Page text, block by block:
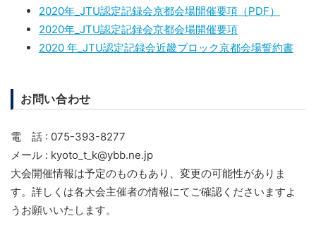
2020年_JTU認定記録会京都会場開催要項（PDF）
2020年_JTU認定記録会京都会場開催要項
2020 年_JTU認定記録会近畿ブロック京都会場誓約書
お問い合わせ
電 話 : 075-393-8277
メール : kyoto_t_k@ybb.ne.jp
大会開催情報は予定のものもあり、変更の可能性がありま
す。詳しくは各大会主催者の情報にてご確認くださいますよ
うお願いいたします。